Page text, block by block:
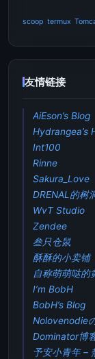
scoop termux
友情链接
AiEson’s Blog
Hydrangea’s
Int100
Rinne
Sakura_Love
DRENAL的树
WvT Studio
Zendee
叁只仓鼠
酥酥的小卖铺
自称萌萌哒的
I’m BobH
BobH’s Blog
Nolovenodie
Dominator博
予安小青年 –